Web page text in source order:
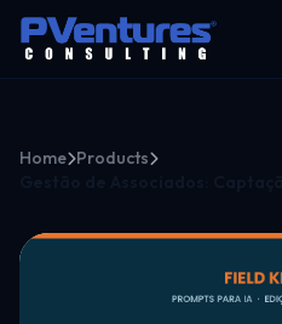
Home Products